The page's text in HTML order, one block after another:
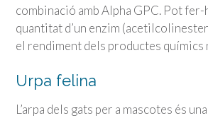
combinació amb Alpha GPC. Pot
quantitat d’un enzim
el rendiment dels productes químics
Urpa felina
L’arpa dels gats per a mascotes és